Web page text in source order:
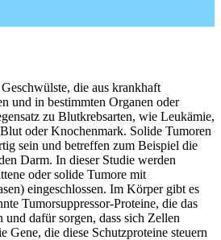
die aus krankhaft
und in bestimmten Organen oder
zu Blutkrebsarten, wie Leukämie,
oder Knochenmark. Solide Tumoren
sein und betreffen zum Beispiel die
Darm. In dieser Studie werden
oder solide Tumore mit
eingeschlossen. Im Körper gibt es
Tumorsuppressor-Proteine, die das
dafür sorgen, dass sich Zellen
Gene, die diese Schutzproteine steuern